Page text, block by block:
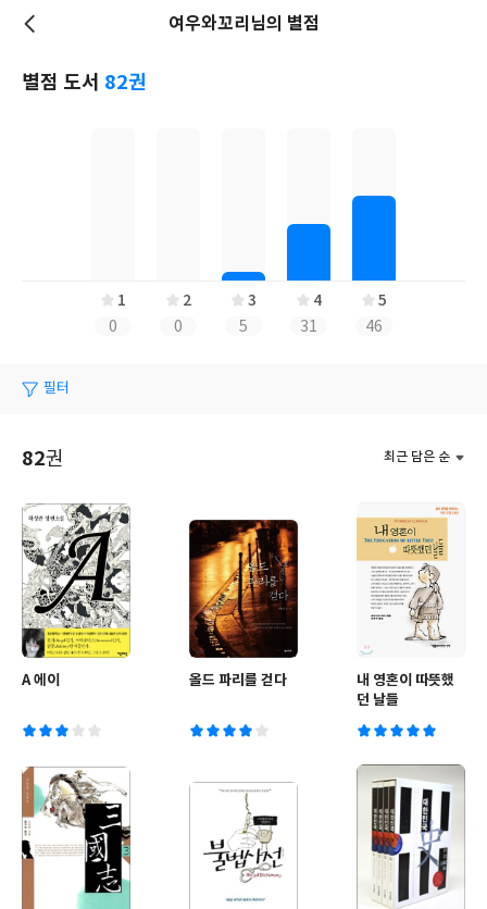
여우와꼬리님의 별점
별점 도서 82권
1
0
2
0
3
5
4
31
5
46
필터
최근 담은 순
82권
A 에이 올드 파리를 걷다
내 영혼이 따뜻했
던 날들